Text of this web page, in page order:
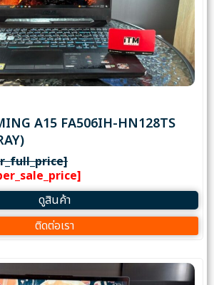
A15 FA506IH-HN128TS
ดูสินค้า
ติดต่อเรา